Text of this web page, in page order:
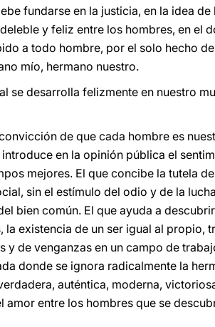
fundarse en la justicia, en la idea de
y feliz entre los hombres, en el
a todo hombre, por el solo hecho
mío, hermano nuestro.
se desarrolla felizmente en nuestro
de que cada hombre es
en la opinión pública el
mejores. El que concibe la tutela
sin el estímulo del odio y de la
bien común. El que ayuda a
existencia de un ser igual al propio,
y de venganzas en un campo de
donde se ignora radicalmente la
auténtica, moderna,
entre los hombres que se